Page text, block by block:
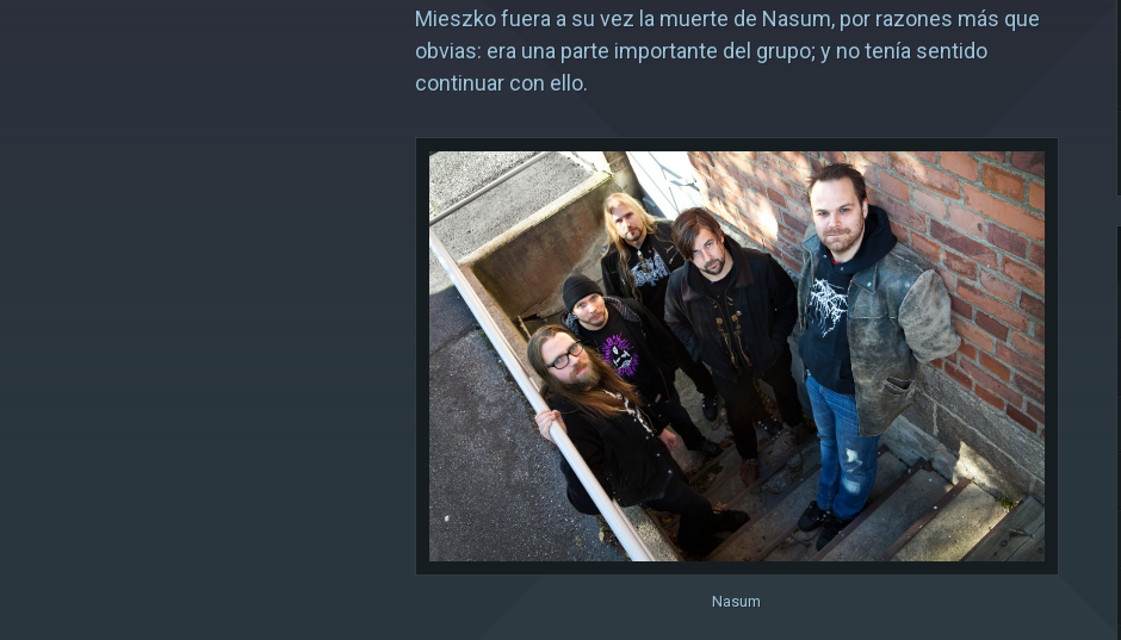
Mieszko fuera a su vez la muerte de Nasum, por razones más que
obvias: era una parte importante del grupo; y no tenía sentido
continuar con ello.
Nasum